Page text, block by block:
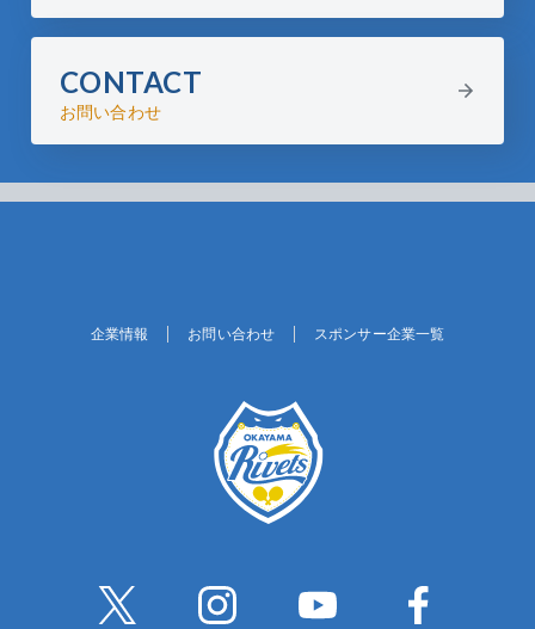
CONTACT
お問い合わせ
企業情報 お問い合わせ スポンサー企業一覧